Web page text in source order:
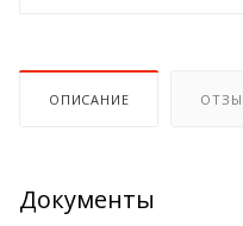
ОПИСАНИЕ
Документы